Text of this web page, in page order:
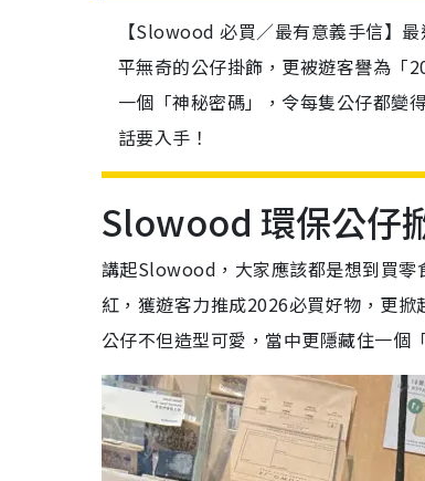
【Slowood 必買／最有意義手信】
平無奇的公仔掛飾，更被遊客譽為「
一個「神秘密碼」，令每隻公仔都變
話要入手！
Slowood 環保公仔
講起Slowood，大家應該都是想到買
紅，獲遊客力推成2026必買好物，更
公仔不但造型可愛，當中更隱藏住一個